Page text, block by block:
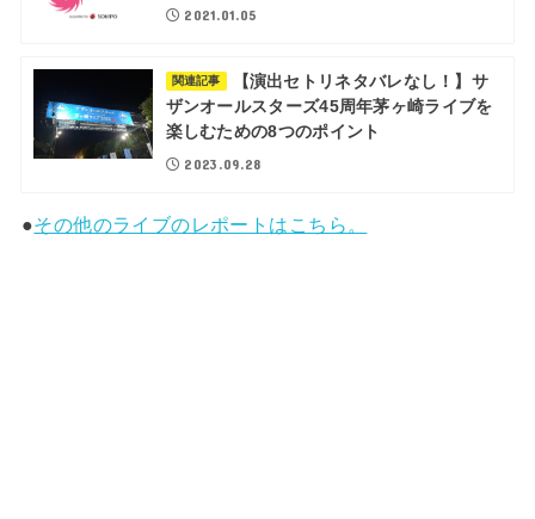
2021.01.05
関連記事
【演出セトリネタバレなし！】サ
ザンオールスターズ45周年茅ヶ崎ライブを
楽しむための8つのポイント
2023.09.28
●その他のライブのレポートはこちら。